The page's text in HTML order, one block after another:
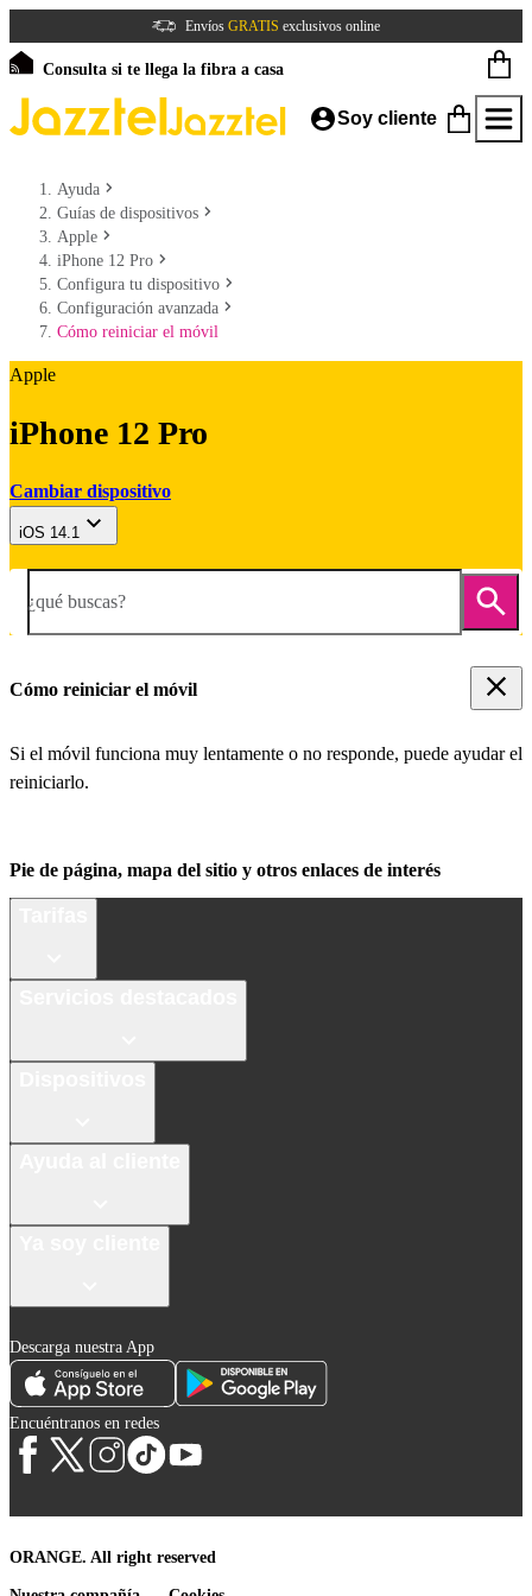
Envíos GRATIS exclusivos online
Consulta si te llega la fibra a casa
Soy cliente
Ayuda
Guías de dispositivos
Apple
iPhone 12 Pro
Configura tu dispositivo
Configuración avanzada
Cómo reiniciar el móvil
Apple
iPhone 12 Pro
Cambiar dispositivo
iOS 14.1
¿qué buscas?
Cómo reiniciar el móvil
Si el móvil funciona muy lentamente o no responde, puede ayudar el
reiniciarlo.
Pie de página, mapa del sitio y otros enlaces de interés
Descarga nuestra App
Encuéntranos en redes
ORANGE. All right reserved